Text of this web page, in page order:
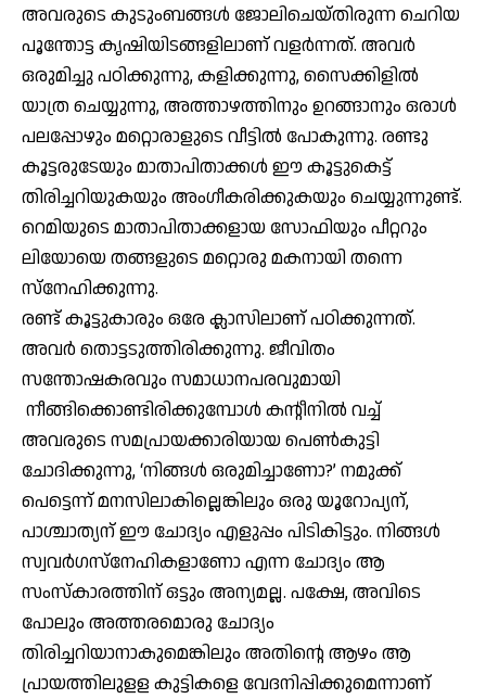
അവരുടെ കുടുംബങ്ങള്‍ ജോലിചെയ്തിരുന്ന ചെറിയ
പൂന്തോട്ട കൃഷിയിടങ്ങളിലാണ് വളര്‍ന്നത്. അവര്‍
ഒരുമിച്ചു പഠിക്കുന്നു, കളിക്കുന്നു, സൈക്കിളില്‍
യാത്ര ചെയ്യുന്നു, അത്താഴത്തിനും ഉറങ്ങാനും ഒരാള്‍
പലപ്പോഴും മറ്റൊരാളുടെ വീട്ടില്‍ പോകുന്നു. രണ്ടു
കൂട്ടരുടേയും മാതാപിതാക്കള്‍ ഈ കൂട്ടുകെട്ട്
തിരിച്ചറിയുകയും അംഗീകരിക്കുകയും ചെയ്യുന്നുണ്ട്.
റെമിയുടെ മാതാപിതാക്കളായ സോഫിയും പീറ്ററും
ലിയോയെ തങ്ങളുടെ മറ്റൊരു മകനായി തന്നെ
സ്നേഹിക്കുന്നു.
രണ്ട് കൂട്ടുകാരും ഒരേ ക്ലാസിലാണ് പഠിക്കുന്നത്.
അവര്‍ തൊട്ടടുത്തിരിക്കുന്നു. ജീവിതം
സന്തോഷകരവും സമാധാനപരവുമായി
നീങ്ങിക്കൊണ്ടിരിക്കുമ്പോള്‍ കന്റീനില്‍ വച്ച്
അവരുടെ സമപ്രായക്കാരിയായ പെണ്‍കുട്ടി
ചോദിക്കുന്നു, ‘നിങ്ങള്‍ ഒരുമിച്ചാണോ?’ നമുക്ക്
പെട്ടെന്ന് മനസിലാകില്ലെങ്കിലും ഒരു യൂറോപ്യന്,
പാശ്ചാത്യന് ഈ ചോദ്യം എളുപ്പം പിടികിട്ടും. നിങ്ങള്‍
സ്വവര്‍ഗസ്നേഹികളാണോ എന്ന ചോദ്യം ആ
സംസ്‌കാരത്തിന് ഒട്ടും അന്യമല്ല. പക്ഷേ, അവിടെ
പോലും അത്തരമൊരു ചോദ്യം
തിരിച്ചറിയാനാകുമെങ്കിലും അതിന്റെ ആഴം ആ
പ്രായത്തിലുളള കുട്ടികളെ വേദനിപ്പിക്കുമെന്നാണ്